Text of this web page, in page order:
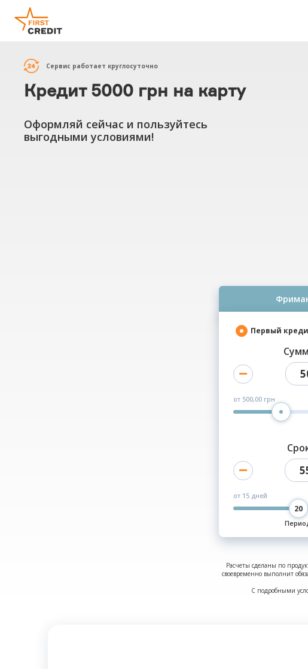
Сервис работает круглосуточно
Кредит 5000 грн на карту
Оформляй сейчас и пользуйтесь
выгодными условиями!
Первый
от 500,00 грн
от 15 дней
Расчеты сделаны по
своевременно выполнит
С подробными